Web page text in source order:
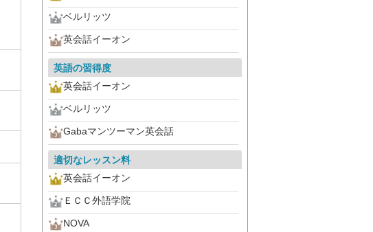
ベルリッツ
英会話イーオン
英語の習得度
英会話イーオン
ベルリッツ
Gabaマンツーマン英会話
適切なレッスン料
英会話イーオン
ＥＣＣ外語学院
NOVA